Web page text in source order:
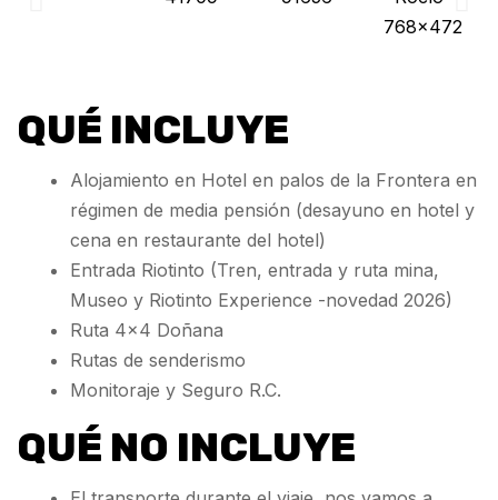
QUÉ INCLUYE
Alojamiento en Hotel en palos de la Frontera en
régimen de media pensión (desayuno en hotel y
cena en restaurante del hotel)
Entrada Riotinto (Tren, entrada y ruta mina,
Museo y Riotinto Experience -novedad 2026)
Ruta 4×4 Doñana
Rutas de senderismo
Monitoraje y Seguro R.C.
QUÉ NO INCLUYE